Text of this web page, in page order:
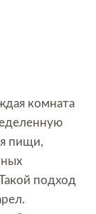
комната
пищи,
подход